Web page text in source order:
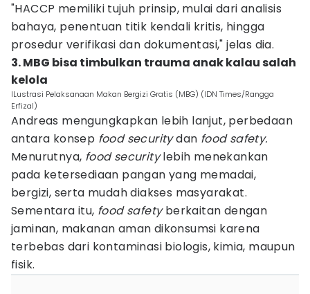
"HACCP memiliki tujuh prinsip, mulai dari analisis
bahaya, penentuan titik kendali kritis, hingga
prosedur verifikasi dan dokumentasi," jelas dia.
3. MBG bisa timbulkan trauma anak kalau salah
kelola
ILustrasi Pelaksanaan Makan Bergizi Gratis (MBG) (IDN Times/Rangga
Erfizal)
Andreas mengungkapkan lebih lanjut, perbedaan
antara konsep food securitydan food safety.
Menurutnya, food securitylebih menekankan
pada ketersediaan pangan yang memadai,
bergizi, serta mudah diakses masyarakat.
Sementara itu, food safetyberkaitan dengan
jaminan, makanan aman dikonsumsi karena
terbebas dari kontaminasi biologis, kimia, maupun
fisik.